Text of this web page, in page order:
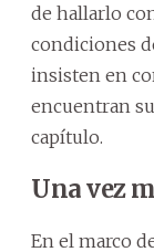
de hallarlo
condiciones
insisten en
encuentran
capítulo.
Una vez
En el marco